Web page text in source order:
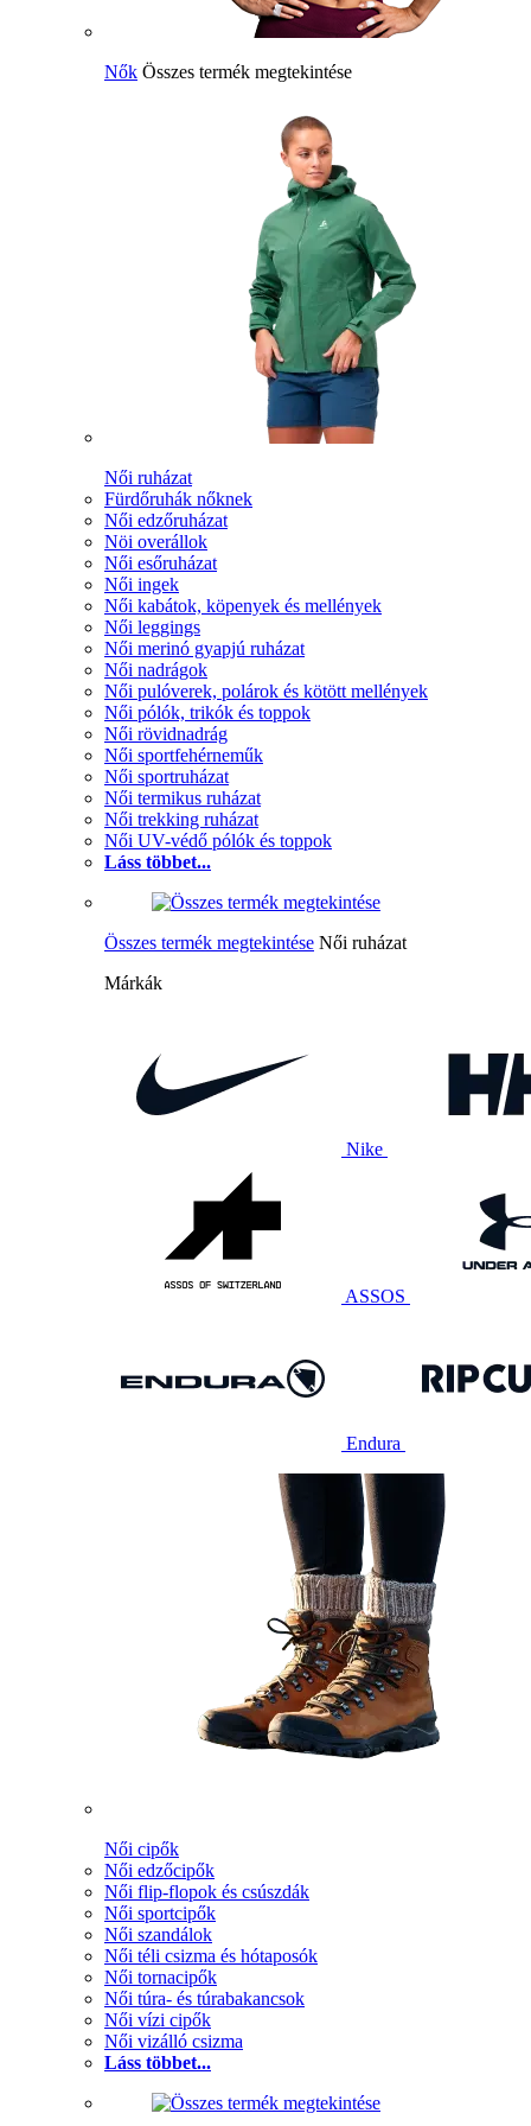
Nők Összes termék megtekintése
Női ruházat
Fürdőruhák nőknek
Női edzőruházat
Nöi overállok
Női esőruházat
Női ingek
Női kabátok, köpenyek és mellények
Női leggings
Női merinó gyapjú ruházat
Női nadrágok
Női pulóverek, polárok és kötött mellények
Női pólók, trikók és toppok
Női rövidnadrág
Női sportfehérneműk
Női sportruházat
Női termikus ruházat
Női trekking ruházat
Női UV-védő pólók és toppok
Láss többet...
Összes termék megtekintése Női ruházat
Márkák
Nike
ASSOS
Endura
Női cipők
Női edzőcipők
Női flip-flopok és csúszdák
Női sportcipők
Női szandálok
Női téli csizma és hótaposók
Női tornacipők
Női túra- és túrabakancsok
Női vízi cipők
Női vizálló csizma
Láss többet...